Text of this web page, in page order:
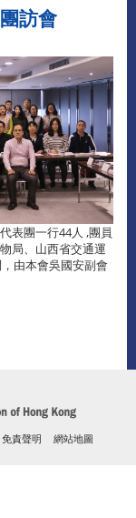
訪會
表團一行44人 ,團員
局、山西省交通運
由本會吳國安副會
免責聲明 網站地圖